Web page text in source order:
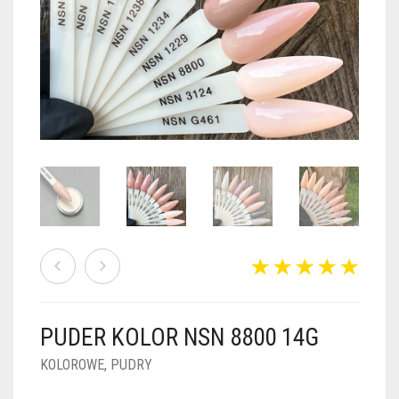
PUDRY BROKATOWE
PUDRY Z DROBINKAMI
PUDRY KOLOR PUR
PUDRY BUDUJĄCE
PUDRY DO FRENCH
PUDRY GALAXY
PUDRY SPARKLE
PUDRY TERMICZNE
PUDRY ŚWIECĄCE
FOIL DIP
KOSZYK
PUDER KOLOR NSN 8800 14G
KOLOROWE, PUDRY